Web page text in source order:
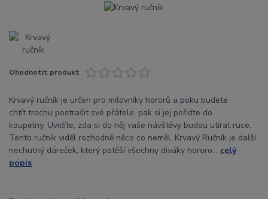
Ohodnotit produkt
Krvavý ručník je určen pro milovníky hororů a poku budete
chtít trochu postrašit své přátele, pak si jej pořiďte do
koupelny. Uvidíte, zda si do něj vaše návštěvy budou utírat ruce.
Tento ručník viděl rozhodně něco co neměl. Krvavý Ručník je další
nechutný dáreček, který potěší všechny diváky hororo... celý
popis